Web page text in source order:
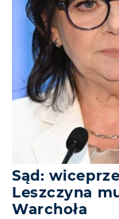
Sąd:
Leszczyna
Warchoła